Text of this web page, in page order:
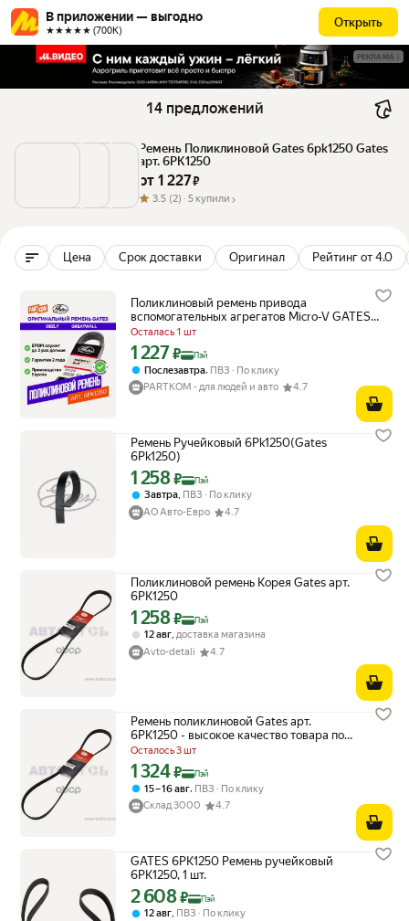
В приложении — выгодно
★★★★★ (700К)
Открыть
РЕКЛАМА
14 предложений
Ремень Поликлиновой Gates 6pk1250 Gates
арт. 6PK1250
от 1 227 ₽
3.5 (2) · 5 купили
Цена Срок доставки Оригинал Рейтинг от 4.0
Поликлиновый ремень привода
вспомогательных агрегатов Micro-V GATES
6PK1250 для а/м VOLVO XC70, OPEL Corsa,
GEELY, GREATWALL
Осталась 1 шт
Цена с картой Яндекс Пэй 1227 ₽ вместо
1 227₽ Пэй
Послезавтра, ПВЗ
По клику
PARTKOM - для людей и авто
4.7
Ремень Ручейковый 6Pk1250(Gates
6Pk1250)
Цена с картой Яндекс Пэй 1258 ₽ вместо
1 258₽ Пэй
Завтра, ПВЗ
По клику
АО Авто-Евро
4.7
Поликлиновой ремень Корея Gates арт.
6PK1250
Цена с картой Яндекс Пэй 1258 ₽ вместо
1 258₽ Пэй
12 авг доставка магазина
Avto-detali
4.7
Ремень поликлиновой Gates арт.
6PK1250 - высокое качество товара по
низкой цене
Осталось 3 шт
Цена с картой Яндекс Пэй 1324 ₽ вместо
1 324₽ Пэй
15 – 16 авг, ПВЗ
По клику
Склад 3000
4.7
GATES 6PK1250 Ремень ручейковый
6PK1250, 1 шт.
Цена с картой Яндекс Пэй 2608 ₽ вместо
2 608₽ Пэй
12 авг, ПВЗ
По клику